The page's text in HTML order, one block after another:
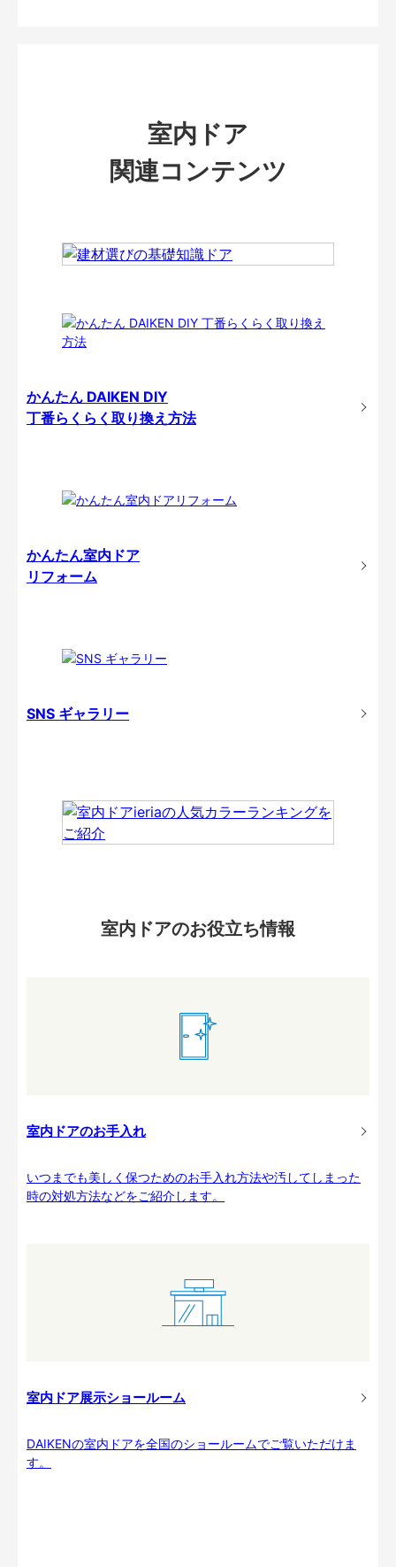
室内ドア
関連コンテンツ
かんたん DAIKEN DIY
丁番らくらく取り換え方法
かんたん室内ドア
リフォーム
SNS ギャラリー
室内ドアのお役立ち情報
室内ドアのお手入れ
いつまでも美しく保つためのお手入れ方法や汚してしまった
時の対処方法などをご紹介します。
室内ドア展示ショールーム
DAIKENの室内ドアを全国のショールームでご覧いただけま
す。